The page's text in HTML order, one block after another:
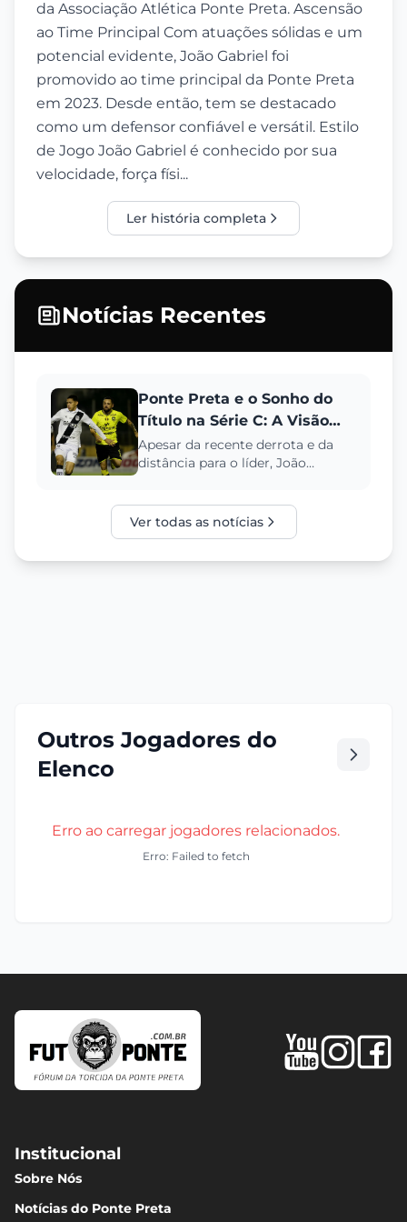
da Associação Atlética Ponte Preta. Ascensão
ao Time Principal Com atuações sólidas e um
potencial evidente, João Gabriel foi
promovido ao time principal da Ponte Preta
em 2023. Desde então, tem se destacado
como um defensor confiável e versátil. Estilo
de Jogo João Gabriel é conhecido por sua
velocidade, força físi...
Ler história completa
Notícias Recentes
Ponte Preta e o Sonho do
Título na Série C: A Visão
Otimista de João Gabriel
Apesar da recente derrota e da
distância para o líder, João
Ver todas as notícias
Outros Jogadores do
Elenco
Erro ao carregar jogadores relacionados.
Erro: Failed to fetch
Institucional
Sobre Nós
Notícias do Ponte Preta